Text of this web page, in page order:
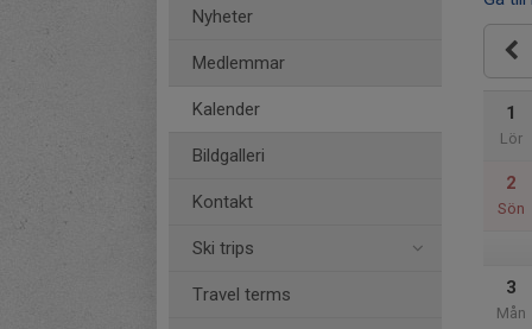
Nyheter
Medlemmar
Kalender
Bildgalleri
Kontakt
Ski trips
Travel terms
1
Lör
2
Sön
3
Mån